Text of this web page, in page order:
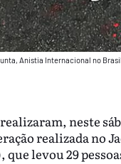
Anistia Internacional no
neste
realizada no
levou 29